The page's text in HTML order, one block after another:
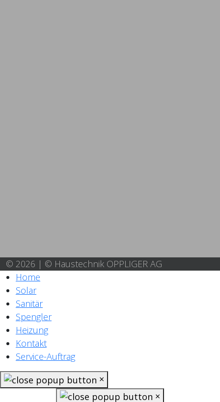
© 2026 | © Haustechnik OPPLIGER AG
Home
Solar
Sanitär
Spengler
Heizung
Kontakt
Service-Auftrag
×
×